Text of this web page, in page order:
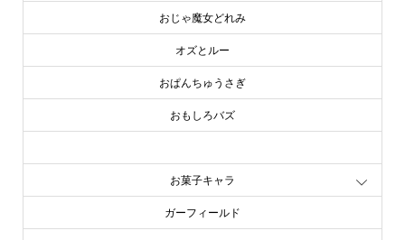
おじゃ魔女どれみ
オズとルー
おぱんちゅうさぎ
おもしろバズ
お菓子キャラ
ガーフィールド